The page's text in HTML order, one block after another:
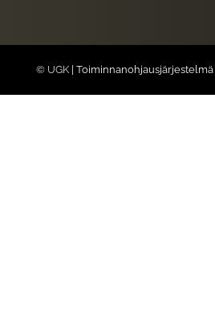
© UGK | Toiminnanohjausjärjestelmä